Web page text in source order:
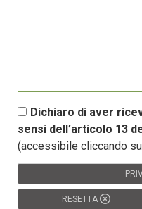
Dichiaro di aver
sensi dell’articolo 13
(accessibile cliccando
RESETTA